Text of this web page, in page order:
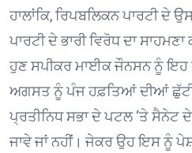
ਹਾਲਾਂਕਿ, ਰਿਪਬਲਿਕਨ ਪਾਰਟੀ ਦੇ
ਪਾਰਟੀ ਦੇ ਭਾਰੀ ਵਿਰੋਧ ਦਾ
ਹੁਣ ਸਪੀਕਰ ਮਾਈਕ ਜੌਨਸਨ ਨੂੰ ਇਹ
ਅਗਸਤ ਨੂੰ ਪੰਜ ਹਫ਼ਤਿਆਂ ਦੀਆਂ
ਪ੍ਰਤੀਨਿਧ ਸਭਾ ਦੇ ਪਟਲ ‘ਤੇ
ਜਾਵੇ ਜਾਂ ਨਹੀਂ। ਜੇਕਰ ਉਹ ਇਸ ਨੂੰ